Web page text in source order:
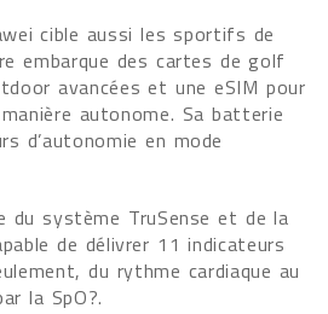
cible aussi les sportifs de
embarque des cartes de golf
avancées et une eSIM pour
autonome. Sa batterie
d’autonomie en mode
du système TruSense et de la
de délivrer 11 indicateurs
du rythme cardiaque au
la SpO?.